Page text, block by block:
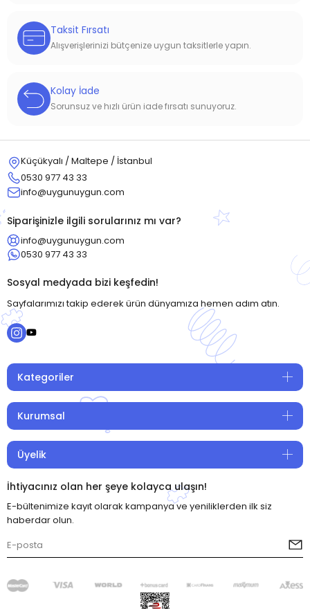
Taksit Fırsatı
Alışverişlerinizi bütçenize uygun taksitlerle yapın.
Kolay İade
Sorunsuz ve hızlı ürün iade fırsatı sunuyoruz.
Kategoriler
Kurumsal
Üyelik
İhtiyacınız olan her şeye kolayca ulaşın!
E-bültenimize kayıt olarak kampanya ve yeniliklerden ilk siz
haberdar olun.
Küçükyalı / Maltepe / İstanbul
0530 977 43 33
info@uygunuygun.com
Siparişinizle ilgili sorularınız mı var?
info@uygunuygun.com
0530 977 43 33
Sosyal medyada bizi keşfedin!
Sayfalarımızı takip ederek ürün dünyamıza hemen adım atın.